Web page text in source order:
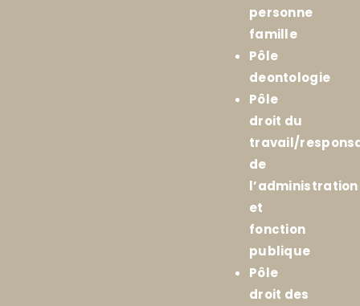
personne
famille
Pôle
deontologie
Pôle
droit du
travail/
de
l’administration
et
fonction
publique
Pôle
droit des